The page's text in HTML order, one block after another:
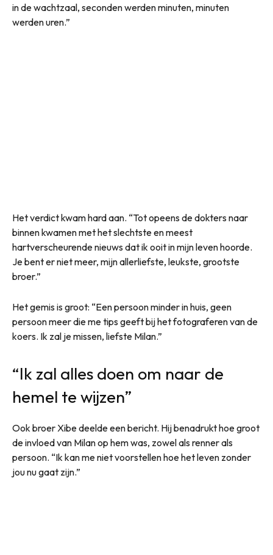
in de wachtzaal, seconden werden minuten, minuten
werden uren.”
Het verdict kwam hard aan. “Tot opeens de dokters naar
binnen kwamen met het slechtste en meest
hartverscheurende nieuws dat ik ooit in mijn leven hoorde.
Je bent er niet meer, mijn allerliefste, leukste, grootste
broer.”
Het gemis is groot: “Een persoon minder in huis, geen
persoon meer die me tips geeft bij het fotograferen van de
koers. Ik zal je missen, liefste Milan.”
“Ik zal alles doen om naar de
hemel te wijzen”
Ook broer Xibe deelde een bericht. Hij benadrukt hoe groot
de invloed van Milan op hem was, zowel als renner als
persoon. “Ik kan me niet voorstellen hoe het leven zonder
jou nu gaat zijn.”